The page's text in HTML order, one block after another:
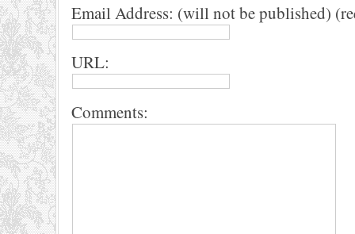
Email Address: (will not be published)
URL:
Comments: